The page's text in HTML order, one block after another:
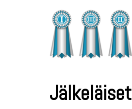
Jälkeläiset